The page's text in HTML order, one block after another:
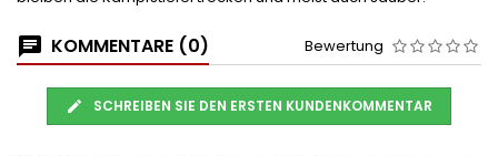
KOMMENTARE (0) Bewertung
SCHREIBEN SIE DEN ERSTEN KUNDENKOMMENTAR